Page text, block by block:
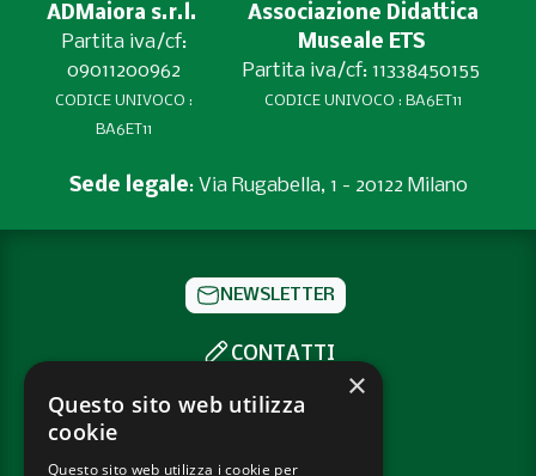
ADMaiora s.r.l.
Partita iva/cf:
09011200962
CODICE UNIVOCO :
BA6ET11
Associazione Didattica
Museale ETS
Partita iva/cf: 11338450155
CODICE UNIVOCO : BA6ET11
Sede legale: Via Rugabella, 1 - 20122 Milano
NEWSLETTER
CONTATTI
SOCIAL
×
Questo sito web utilizza
cookie
Questo sito web utilizza i cookie per